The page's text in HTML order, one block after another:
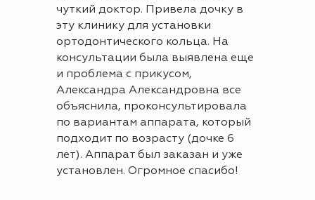
чуткий доктор. Привела дочку в
эту клинику для установки
ортодонтического кольца. На
консультации была выявлена еще
и проблема с прикусом,
Александра Александровна все
объяснила, проконсультировала
по вариантам аппарата, который
подходит по возрасту (дочке 6
лет). Аппарат был заказан и уже
установлен. Огромное спасибо!